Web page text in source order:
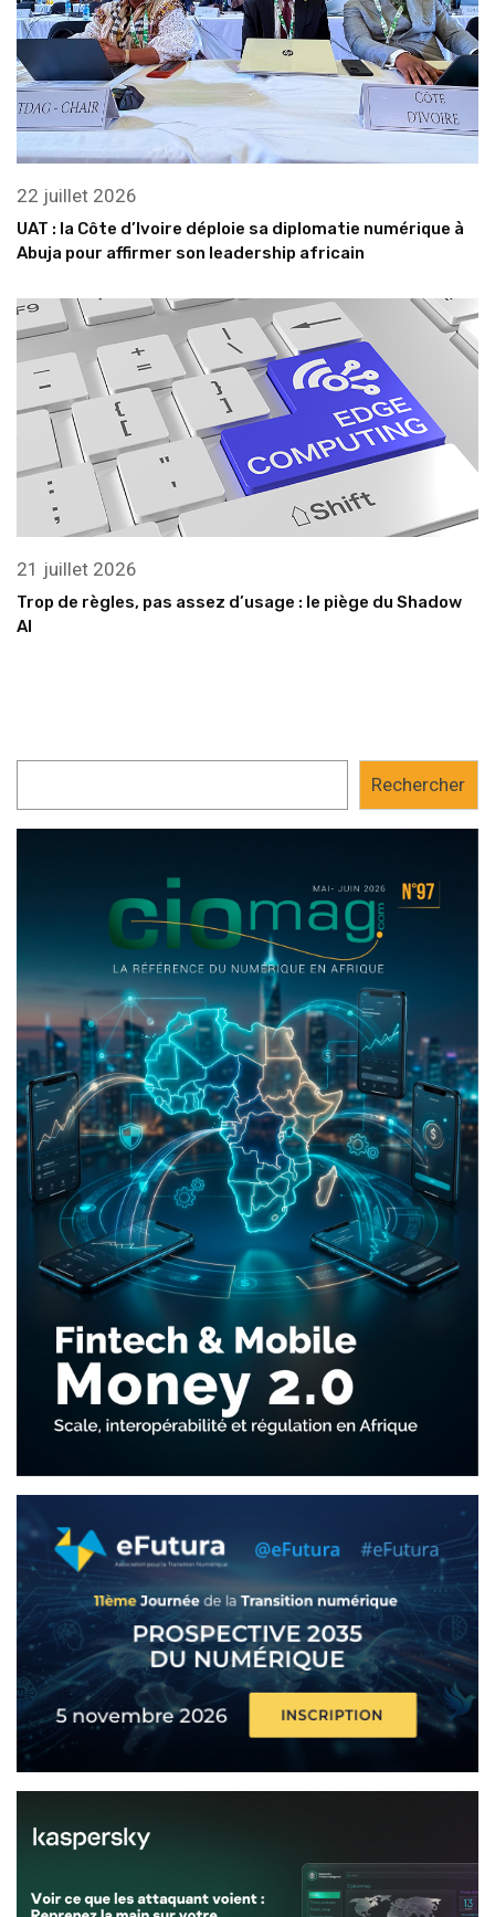
22 juillet 2026
UAT : la Côte d’Ivoire déploie sa diplomatie numérique à
Abuja pour affirmer son leadership africain
21 juillet 2026
Trop de règles, pas assez d’usage : le piège du Shadow
AI
Rechercher